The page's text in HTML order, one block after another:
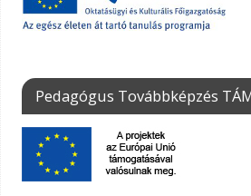
Pedagógus Továbbképzés